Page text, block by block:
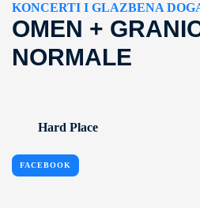
KONCERTI I GLAZBENA
OMEN +
NORMALE
Hard Place
FACEBOOK